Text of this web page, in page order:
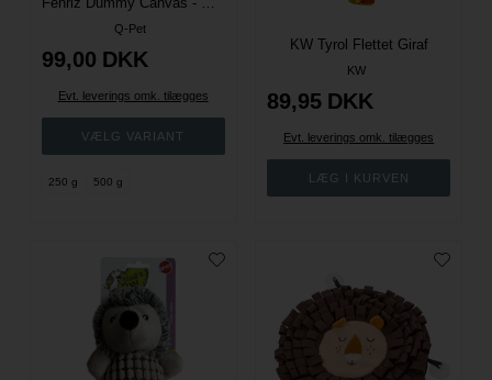
Q-Pet
99,00 DKK
Evt. leverings omk. tilægges
250 g 500 g
KW Tyrol Flettet Giraf
KW
89,95 DKK
Evt. leverings omk. tilægges